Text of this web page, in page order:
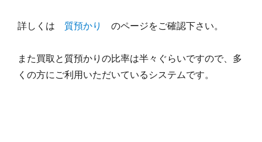
詳しくは 質預かり のページをご確認下さい。
また買取と質預かりの比率は半々ぐらいですので、多
くの方にご利用いただいているシステムです。